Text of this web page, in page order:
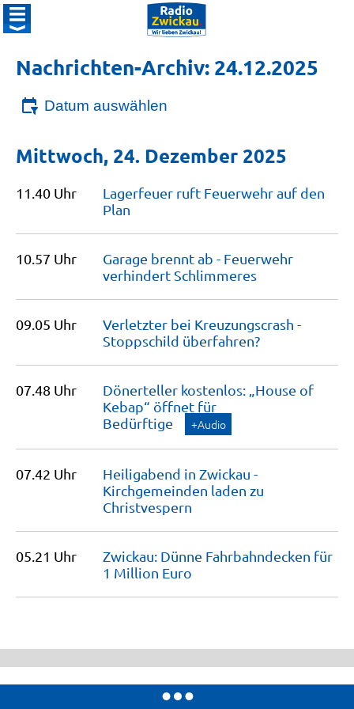
Nachrichten-Archiv: 24.12.2025
Datum auswählen
Mittwoch, 24. Dezember 2025
11.40 Uhr
Lagerfeuer ruft Feuerwehr auf den
Plan
10.57 Uhr
Garage brennt ab - Feuerwehr
verhindert Schlimmeres
09.05 Uhr
Verletzter bei Kreuzungscrash -
Stoppschild überfahren?
07.48 Uhr
Dönerteller kostenlos: „House of
Kebap“ öffnet für
Bedürftige
+Audio
07.42 Uhr
Heiligabend in Zwickau -
Kirchgemeinden laden zu
Christvespern
05.21 Uhr
Zwickau: Dünne Fahrbahndecken für
1 Million Euro